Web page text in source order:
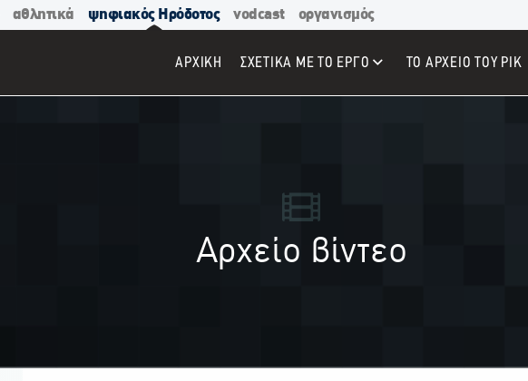
αθλητικά ψηφιακός Ηρόδοτος vodcast οργανισμός
ΑΡΧΙΚΉ ΣΧΕΤΙΚΑ ΜΕ ΤΟ ΕΡΓΟ ΤΟ ΑΡΧΕΙΟ ΤΟΥ ΡΙΚ
Αρχείο βίντεο